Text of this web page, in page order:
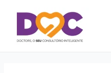
conteúdo